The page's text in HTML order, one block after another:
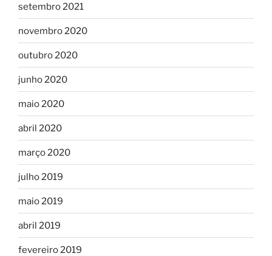
setembro 2021
novembro 2020
outubro 2020
junho 2020
maio 2020
abril 2020
março 2020
julho 2019
maio 2019
abril 2019
fevereiro 2019